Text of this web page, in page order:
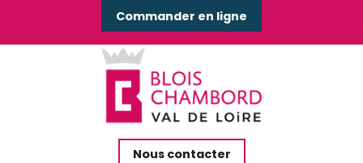
Commander en ligne
Nous contacter